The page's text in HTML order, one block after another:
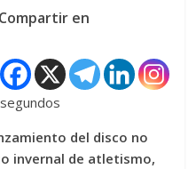
Compartir en
del disco no
invernal de atletismo,